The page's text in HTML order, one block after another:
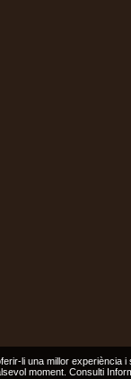
li una millor
moment. Consulti